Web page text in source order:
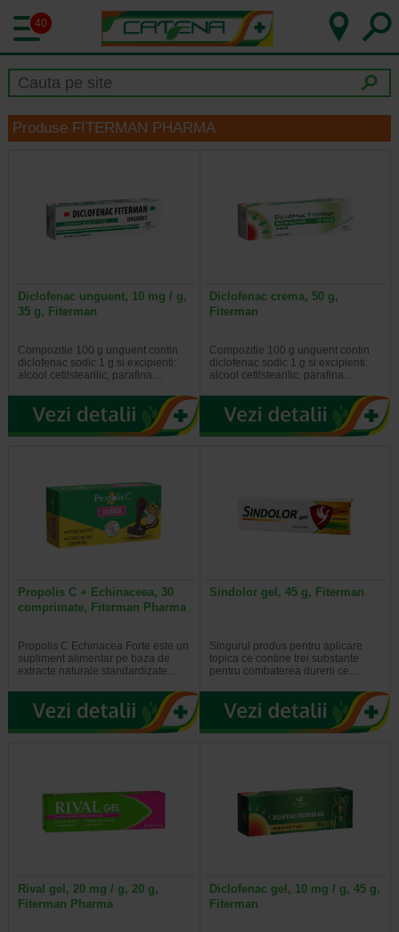
40
Produse FITERMAN PHARMA
Diclofenac unguent, 10 mg / g,
35 g, Fiterman
Compozitie 100 g unguent contin
diclofenac sodic 1 g si excipienti:
alcool cetilstearilic, parafina…
Diclofenac crema, 50 g,
Fiterman
Compozitie 100 g unguent contin
diclofenac sodic 1 g si excipienti:
alcool cetilstearilic, parafina…
Propolis C + Echinaceea, 30
comprimate, Fiterman Pharma
Propolis C Echinacea Forte este un
supliment alimentar pe baza de
extracte naturale standardizate…
Sindolor gel, 45 g, Fiterman
Singurul produs pentru aplicare
topica ce contine trei substante
pentru combaterea durerii ce…
Rival gel, 20 mg / g, 20 g,
Fiterman Pharma
Diclofenac gel, 10 mg / g, 45 g,
Fiterman